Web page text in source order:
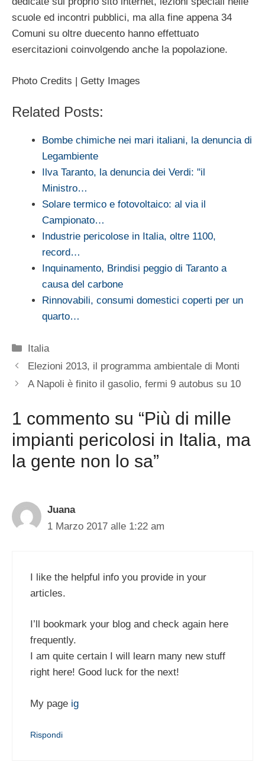
scuole ed incontri pubblici, ma alla fine appena 34
Comuni su oltre duecento hanno effettuato
esercitazioni coinvolgendo anche la popolazione.
Photo Credits | Getty Images
Related Posts:
Bombe chimiche nei mari italiani, la denuncia di
Legambiente
Ilva Taranto, la denuncia dei Verdi: "il
Ministro…
Solare termico e fotovoltaico: al via il
Campionato…
Industrie pericolose in Italia, oltre 1100,
record…
Inquinamento, Brindisi peggio di Taranto a
causa del carbone
Rinnovabili, consumi domestici coperti per un
quarto…
Categorie
Italia
Elezioni 2013, il programma ambientale di Monti
A Napoli è finito il gasolio, fermi 9 autobus su 10
1 commento su “Più di mille
impianti pericolosi in Italia, ma
la gente non lo sa”
Juana
1 Marzo 2017 alle 1:22 am
I like the helpful info you provide in your
articles.
I’ll bookmark your blog and check again here
frequently.
I am quite certain I will learn many new stuff
right here! Good luck for the next!
My page ig
Rispondi